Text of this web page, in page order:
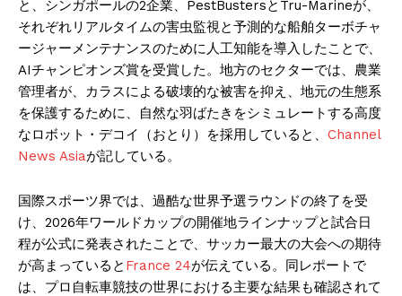
と、シンガポールの2企業、PestBustersとTru-Marineが、
それぞれリアルタイムの害虫監視と予測的な船舶ターボチャ
ージャーメンテナンスのために人工知能を導入したことで、
AIチャンピオンズ賞を受賞した。地方のセクターでは、農業
管理者が、カラスによる破壊的な被害を抑え、地元の生態系
を保護するために、自然な羽ばたきをシミュレートする高度
なロボット・デコイ（おとり）を採用していると、 Channel
News Asiaが記している。
国際スポーツ界では、過酷な世界予選ラウンドの終了を受
け、2026年ワールドカップの開催地ラインナップと試合日
程が公式に発表されたことで、サッカー最大の大会への期待
が高まっていると France 24が伝えている。同レポートで
は、プロ自転車競技の世界における主要な結果も確認されて